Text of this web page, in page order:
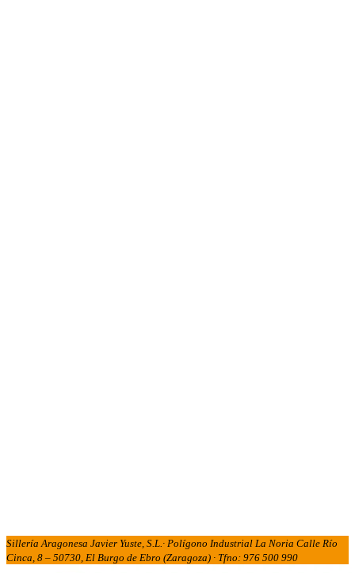
Sillería Aragonesa Javier Yuste, S.L.· Polígono Industrial La Noria Calle Río
Cinca, 8 – 50730, El Burgo de Ebro (Zaragoza) · Tfno: 976 500 990